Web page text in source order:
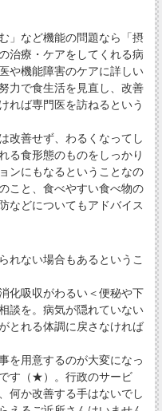
」など機能の問題なら「摂
治療・ケアをしてくれる病
や機能障害のケアに詳しい
力で食生活を見直し、改善
れば専門医を訪ねるという
改善せず、わるくなってし
る食形態のものをしっかり
ンにもなるということなの
こと、食べやすい食べ物の
などについてもアドバイス
れない場合もあるというこ
化吸収がわるい＜便秘や下
談を。病気が隠れていない
とれる体調に戻さなければ
を用意するのが大変になっ
す（★）。行政のサービ
何か改善する手はないでし